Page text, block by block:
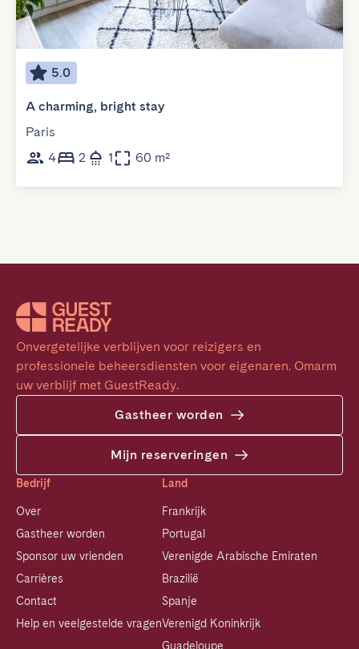
5.0
A charming, bright stay
Paris
4
2 1 60 m²
Onvergetelijke verblijven voor reizigers en
professionele beheersdiensten voor eigenaren. Omarm
uw verblijf met GuestReady.
Gastheer worden
Mijn reserveringen
Bedrijf
Over
Gastheer worden
Sponsor uw vrienden
Carrières
Contact
Help en veelgestelde vragen
Land
Frankrijk
Portugal
Verenigde Arabische Emiraten
Brazilië
Spanje
Verenigd Koninkrijk
Guadeloupe